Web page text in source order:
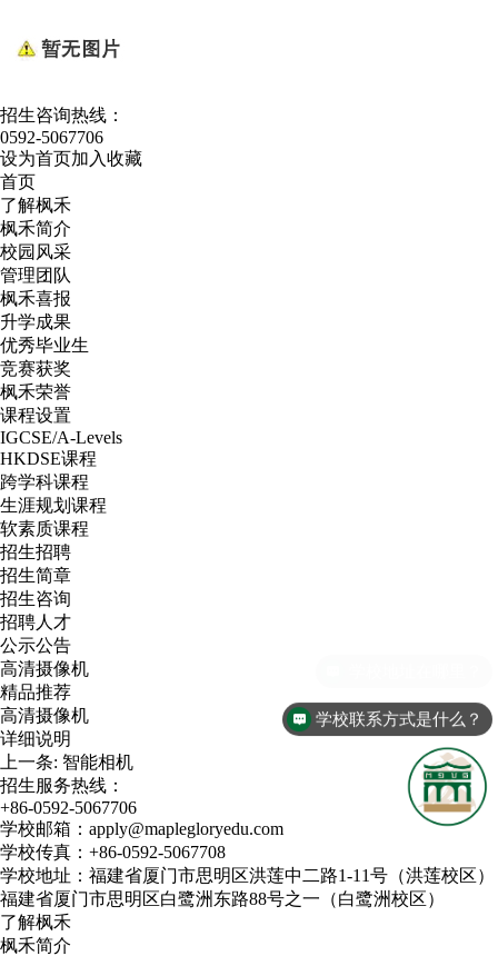
招生咨询热线：
0592-5067706
设为首页加入收藏
首页
了解枫禾
枫禾简介
校园风采
管理团队
枫禾喜报
升学成果
优秀毕业生
竞赛获奖
枫禾荣誉
课程设置
IGCSE/A-Levels
HKDSE课程
跨学科课程
生涯规划课程
软素质课程
招生招聘
招生简章
招生咨询
招聘人才
公示公告
高清摄像机
精品推荐
高清摄像机
详细说明
上一条: 智能相机
招生服务热线：
+86-0592-5067706
学校邮箱：apply@maplegloryedu.com
学校传真：+86-0592-5067708
学校地址：福建省厦门市思明区洪莲中二路1-11号（洪莲校区）
福建省厦门市思明区白鹭洲东路88号之一（白鹭洲校区）
了解枫禾
枫禾简介
学校联系方式是什么？